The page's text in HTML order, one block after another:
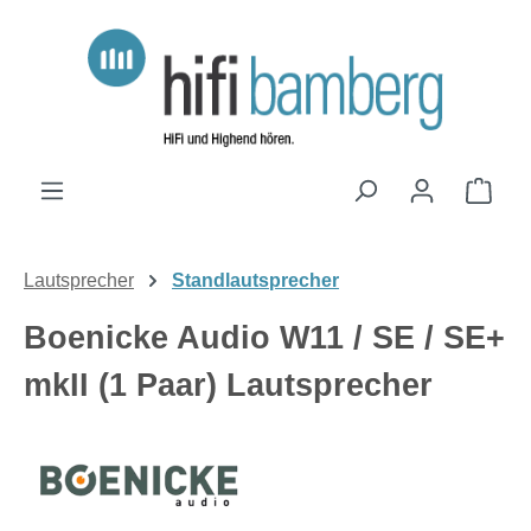
Zum Hauptinhalt springen
Lautsprecher Standlautsprecher
Boenicke Audio W11 / SE / SE+
mkII (1 Paar) Lautsprecher